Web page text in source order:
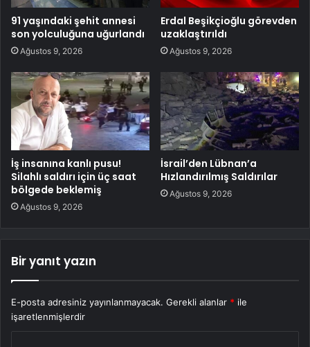
91 yaşındaki şehit annesi
son yolculuğuna uğurlandı
Ağustos 9, 2026
Erdal Beşikçioğlu görevden
uzaklaştırıldı
Ağustos 9, 2026
İş insanına kanlı pusu!
Silahlı saldırı için üç saat
bölgede beklemiş
Ağustos 9, 2026
İsrail’den Lübnan’a
Hızlandırılmış Saldırılar
Ağustos 9, 2026
Bir yanıt yazın
E-posta adresiniz yayınlanmayacak. Gerekli alanlar * ile
işaretlenmişlerdir